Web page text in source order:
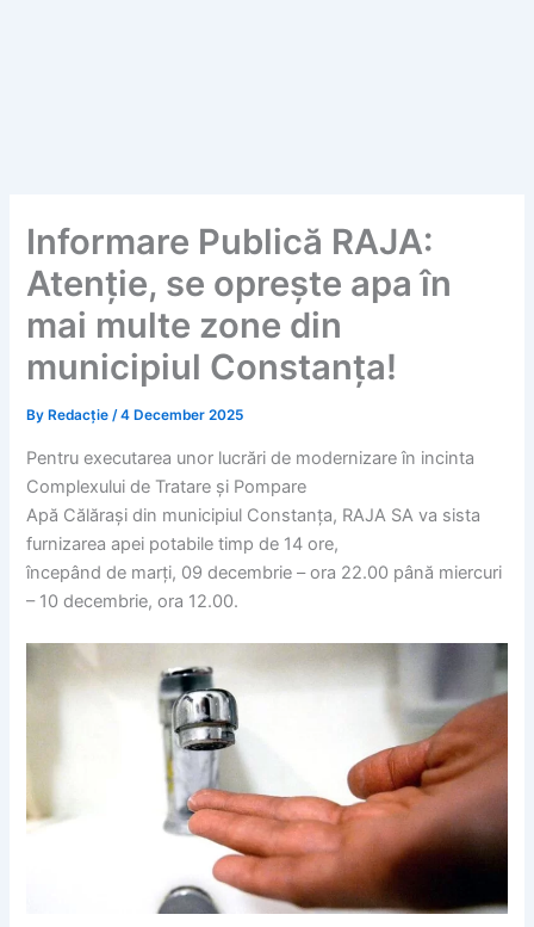
Informare Publică RAJA:
Atenție, se oprește apa în
mai multe zone din
municipiul Constanța!
By Redacție/4 December 2025
Pentru executarea unor lucrări de modernizare în incinta
Complexului de Tratare și Pompare
Apă Călărași din municipiul Constanța, RAJA SA va sista
furnizarea apei potabile timp de 14 ore,
începând de marți, 09 decembrie – ora 22.00 până miercuri
– 10 decembrie, ora 12.00.